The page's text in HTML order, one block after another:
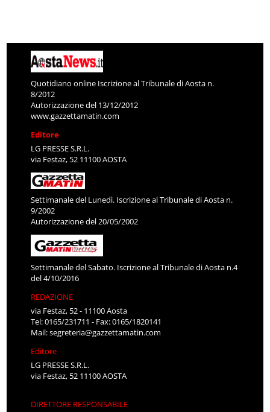
Quotidiano online Iscrizione al Tribunale di Aosta n.
8/2012
Autorizzazione del 13/12/2012
www.gazzettamatin.com
Editore
LG PRESSE S.R.L.
via Festaz, 52 11100 AOSTA
Settimanale del Lunedì. Iscrizione al Tribunale di Aosta n.
9/2002
Autorizzazione del 20/05/2002
Settimanale del Sabato. Iscrizione al Tribunale di Aosta n.4
del 4/10/2016
REDAZIONE
via Festaz, 52 - 11100 Aosta
Tel: 0165/231711 - Fax: 0165/1820141
Mail:segreteria@gazzettamatin.com
Editore
LG PRESSE S.R.L.
via Festaz, 52 11100 AOSTA
DIRETTORE RESPONSABILE